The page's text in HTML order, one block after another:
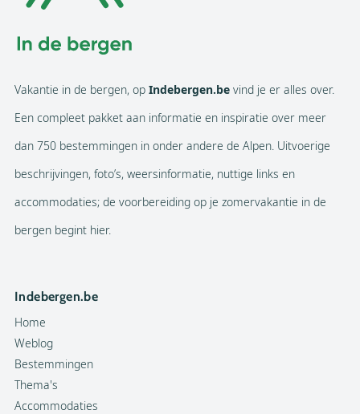
Vakantie in de bergen, op Indebergen.be vind je er alles over.
Een compleet pakket aan informatie en inspiratie over meer
dan 750 bestemmingen in onder andere de Alpen. Uitvoerige
beschrijvingen, foto’s, weersinformatie, nuttige links en
accommodaties; de voorbereiding op je zomervakantie in de
bergen begint hier.
Indebergen.be
Home
Weblog
Bestemmingen
Thema's
Accommodaties